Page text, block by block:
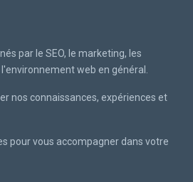
par le SEO, le marketing, les
web en général.
nos connaissances, expériences et
pour vous accompagner dans votre